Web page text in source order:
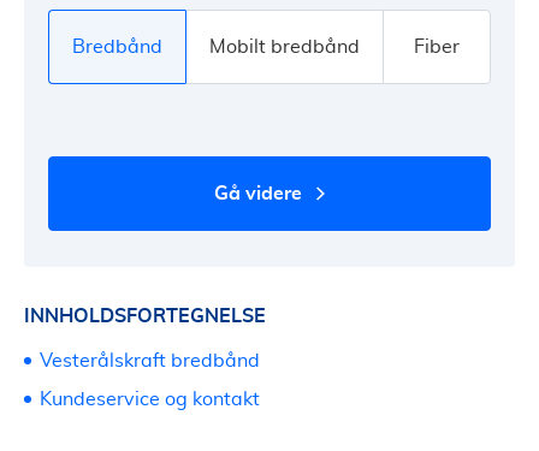
Bredbånd Mobilt bredbånd Fiber
gå videre
INNHOLDSFORTEGNELSE
Vesterålskraft bredbånd
Kundeservice og kontakt